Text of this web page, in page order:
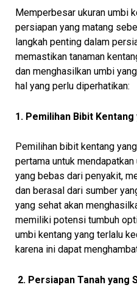
Memperbesar ukuran umbi
persiapan yang matang
langkah penting dalam
memastikan tanaman
dan menghasilkan umbi
hal yang perlu diperhatikan:
1. Pemilihan Bibit
Pemilihan bibit kentang
pertama untuk
yang bebas dari penyakit,
dan berasal dari sumber
yang sehat akan
memiliki potensi tumbuh
umbi kentang yang terlalu
karena ini dapat
2. Persiapan Tanah yang